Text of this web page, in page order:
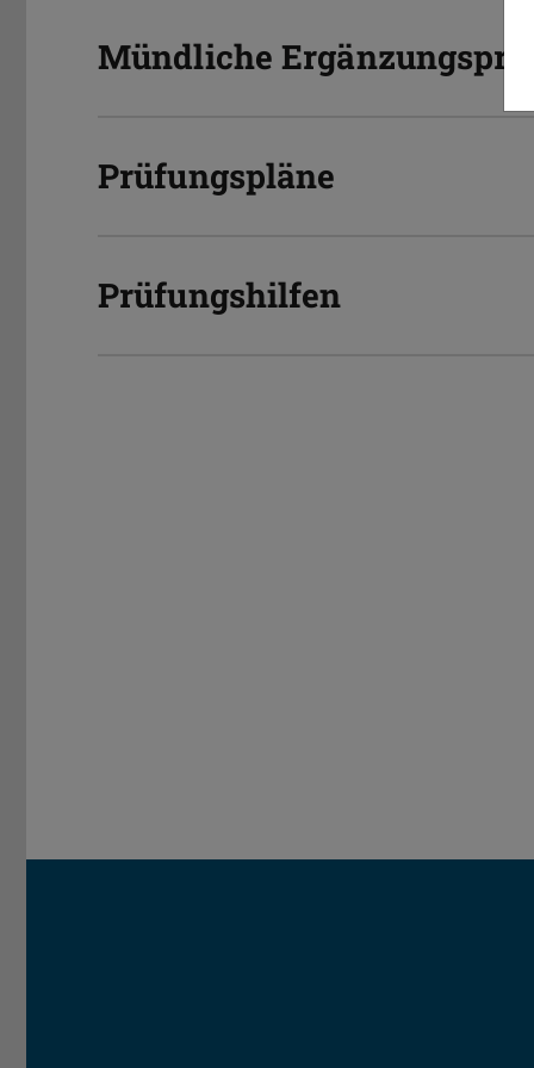
Mündliche
Prüfungspläne
Prüfungshilfen